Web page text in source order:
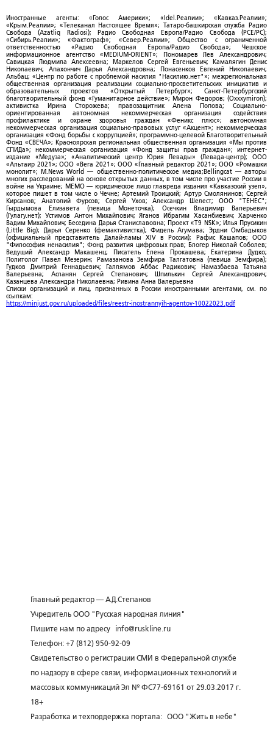
Иностранные агенты: «Голос Америки»; «Idel.Реалии»; «Кавказ.Реалии»;
«Крым.Реалии»; «Телеканал Настоящее Время»; Татаро-башкирская служба Радио
Свобода (Azatliq Radiosi); Радио Свободная Европа/Радио Свобода (PCE/PC);
«Сибирь.Реалии»; «Фактограф»; «Север.Реалии»; Общество с ограниченной
ответственностью «Радио Свободная Европа/Радио Свобода»; Чешское
информационное агентство «MEDIUM-ORIENT»; Пономарев Лев Александрович;
Савицкая Людмила Алексеевна; Маркелов Сергей Евгеньевич; Камалягин Денис
Николаевич; Апахончич Дарья Александровна; Понасенков Евгений Николаевич;
Альбац; «Центр по работе с проблемой насилия "Насилию.нет"»; межрегиональная
общественная организация реализации социально-просветительских инициатив и
образовательных проектов «Открытый Петербург»; Санкт-Петербургский
благотворительный фонд «Гуманитарное действие»; Мирон Федоров; (Oxxxymiron);
активистка Ирина Сторожева; правозащитник Алена Попова; Социально-
ориентированная автономная некоммерческая организация содействия
профилактике и охране здоровья граждан «Феникс плюс»; автономная
некоммерческая организация социально-правовых услуг «Акцент»; некоммерческая
организация «Фонд борьбы с коррупцией»; программно-целевой Благотворительный
Фонд «СВЕЧА»; Красноярская региональная общественная организация «Мы против
СПИДа»; некоммерческая организация «Фонд защиты прав граждан»; интернет-
издание «Медуза»; «Аналитический центр Юрия Левады» (Левада-центр); ООО
«Альтаир 2021»; ООО «Вега 2021»; ООО «Главный редактор 2021»; ООО «Ромашки
монолит»; M.News World — общественно-политическое медиа;Bellingcat — авторы
многих расследований на основе открытых данных, в том числе про участие России в
войне на Украине; МЕМО — юридическое лицо главреда издания «Кавказский узел»,
которое пишет в том числе о Чечне; Артемий Троицкий; Артур Смолянинов; Сергей
Кирсанов; Анатолий Фурсов; Сергей Ухов; Александр Шелест; ООО "ТЕНЕС";
Гырдымова Елизавета (певица Монеточка); Осечкин Владимир Валерьевич
(Гулагу.нет); Устимов Антон Михайлович; Яганов Ибрагим Хасанбиевич; Харченко
Вадим Михайлович; Беседина Дарья Станиславовна; Проект «T9 NSK»; Илья Прусикин
(Little Big); Дарья Серенко (фемактивистка); Фидель Агумава; Эрдни Омбадыков
(официальный представитель Далай-ламы XIV в России); Рафис Кашапов; ООО
"Философия ненасилия"; Фонд развития цифровых прав; Блогер Николай Соболев;
Ведущий Александр Макашенц; Писатель Елена Прокашева; Екатерина Дудко;
Политолог Павел Мезерин; Рамазанова Земфира Талгатовна (певица Земфира);
Гудков Дмитрий Геннадьевич; Галлямов Аббас Радикович; Намазбаева Татьяна
Валерьевна; Асланян Сергей Степанович; Шпилькин Сергей Александрович;
Казанцева Александра Николаевна; Ривина Анна Валерьевна
Списки организаций и лиц, признанных в России иностранными агентами, см. по
ссылкам:
https://minjust.gov.ru/uploaded/files/reestr-inostrannyih-agentov-10022023.pdf
Главный редактор — А.Д.Степанов
Учредитель ООО "Русская народная линия"
Пишите нам по адресу
info@ruskline.ru
Телефон: +7 (812) 950-92-09
Свидетельство о регистрации СМИ в Федеральной службе
по надзору в сфере связи, информационных технологий и
массовых коммуникаций Эл № ФС77-69161 от 29.03.2017 г.
18+
Разработка и техподдержка портала: ООО "Жить в небе"